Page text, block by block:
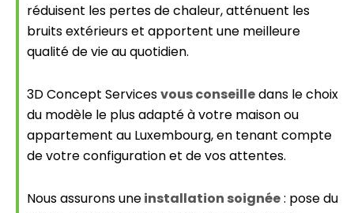
réduisent les pertes de chaleur, atténuent les
bruits extérieurs et apportent une meilleure
qualité de vie au quotidien.
3D Concept Servicesvous conseilledans le choix
du modèle le plus adapté à votre maison ou
appartement au Luxembourg, en tenant compte
de votre configuration et de vos attentes.
Nous assurons uneinstallation soignée: pose du